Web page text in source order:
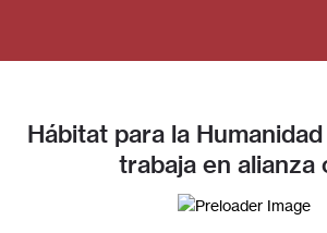
Hábitat para la
trabaja en alianza